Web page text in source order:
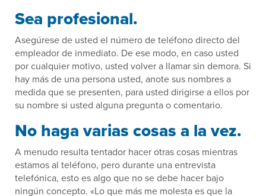
Sea profesional.
Asegúrese de usted el número de teléfono directo del
empleador de inmediato. De ese modo, en caso usted
por cualquier motivo, usted volver a llamar sin demora. Si
hay más de una persona usted, anote sus nombres a
medida que se presenten, para usted dirigirse a ellos por
su nombre si usted alguna pregunta o comentario.
No haga varias cosas a la vez.
A menudo resulta tentador hacer otras cosas mientras
estamos al teléfono, pero durante una entrevista
telefónica, esto es algo que no se debe hacer bajo
ningún concepto. «Lo que más me molesta es que la